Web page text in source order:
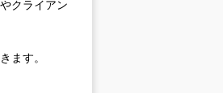
クライアン
ます。